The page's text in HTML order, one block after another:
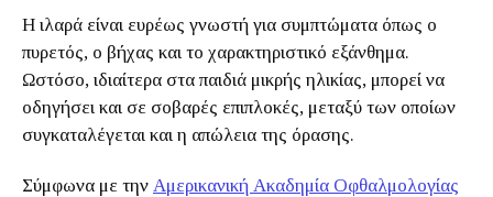
Η ιλαρά είναι ευρέως γνωστή για συμπτώματα όπως ο
πυρετός, ο βήχας και το χαρακτηριστικό εξάνθημα.
Ωστόσο, ιδιαίτερα στα παιδιά μικρής ηλικίας, μπορεί να
οδηγήσει και σε σοβαρές επιπλοκές, μεταξύ των οποίων
συγκαταλέγεται και η απώλεια της όρασης.
Σύμφωνα με την Αμερικανική Ακαδημία Οφθαλμολογίας